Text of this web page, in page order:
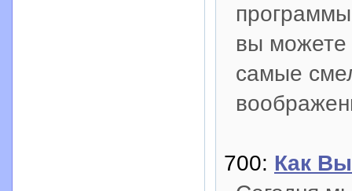
вы можете
самые
700: Как